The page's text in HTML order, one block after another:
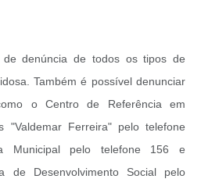
denúncia de todos os tipos de
Também é possível denunciar
o Centro de Referência em
"Valdemar Ferreira" pelo telefone
Municipal pelo telefone 156 e
de Desenvolvimento Social pelo